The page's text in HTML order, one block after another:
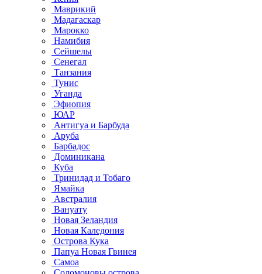
Маврикий
Мадагаскар
Марокко
Намибия
Сейшелы
Сенегал
Танзания
Тунис
Уганда
Эфиопия
ЮАР
Антигуа и Барбуда
Аруба
Барбадос
Доминикана
Куба
Тринидад и Тобаго
Ямайка
Австралия
Вануату
Новая Зеландия
Новая Каледония
Острова Кука
Папуа Новая Гвинея
Самоа